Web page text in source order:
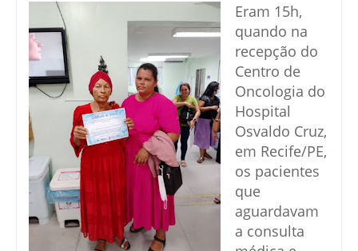
Eram 15h,
quando na
recepção do
Centro de
Oncologia do
Hospital
Osvaldo Cruz,
em Recife/PE,
os pacientes
que
aguardavam
a consulta